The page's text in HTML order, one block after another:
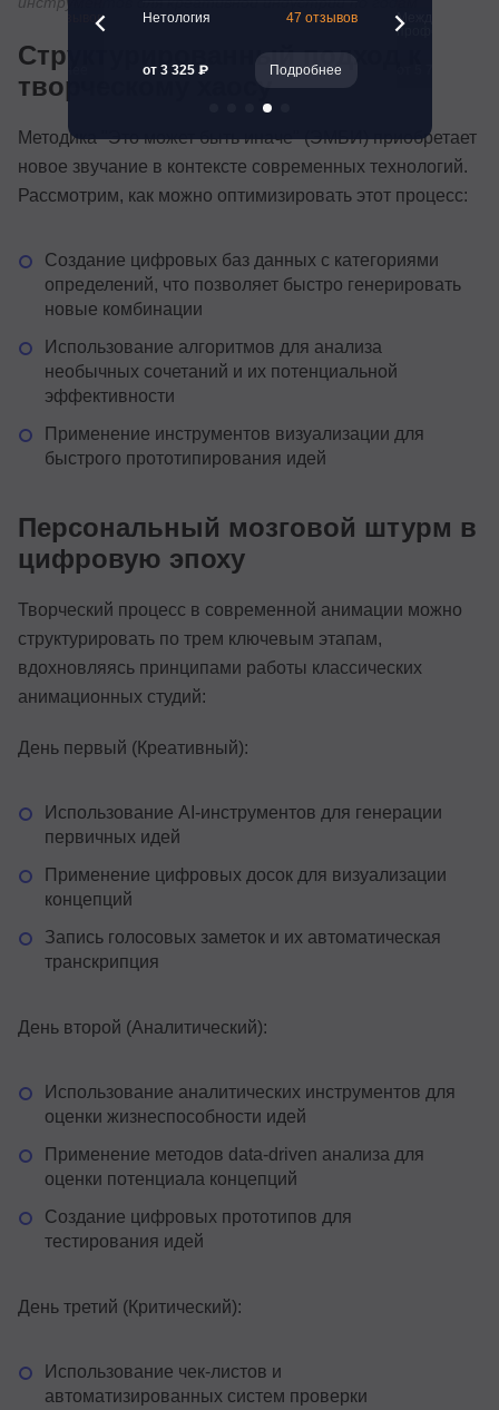
Структурированный подход к
творческому хаосу
Методика "Это может быть иначе" (ЭМБИ) приобретает
новое звучание в контексте современных технологий.
Рассмотрим, как можно оптимизировать этот процесс:
Создание цифровых баз данных с категориями
определений, что позволяет быстро генерировать
новые комбинации
Использование алгоритмов для анализа
необычных сочетаний и их потенциальной
эффективности
Применение инструментов визуализации для
быстрого прототипирования идей
Персональный мозговой штурм в
цифровую эпоху
Творческий процесс в современной анимации можно
структурировать по трем ключевым этапам,
вдохновляясь принципами работы классических
анимационных студий:
День первый (Креативный):
Использование AI-инструментов для генерации
первичных идей
Применение цифровых досок для визуализации
концепций
Запись голосовых заметок и их автоматическая
транскрипция
День второй (Аналитический):
Использование аналитических инструментов для
оценки жизнеспособности идей
Применение методов data-driven анализа для
оценки потенциала концепций
Создание цифровых прототипов для
тестирования идей
День третий (Критический):
Использование чек-листов и
автоматизированных систем проверки
260 отзывов
Подробнее
Нетология 47 отзывов
от 3 325 ₽ Подробнее
профессий